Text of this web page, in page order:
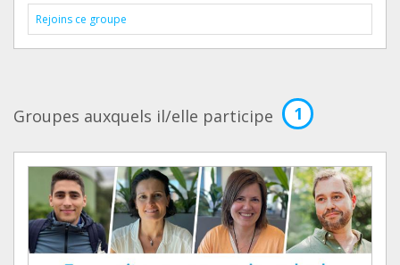
Rejoins ce groupe
Groupes auxquels il/elle participe 1